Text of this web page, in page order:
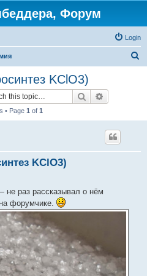
Форум
Login
KClO3)
Search
• Page 1 of 1
KClO3)
не раз рассказывал о нём
форумчике.